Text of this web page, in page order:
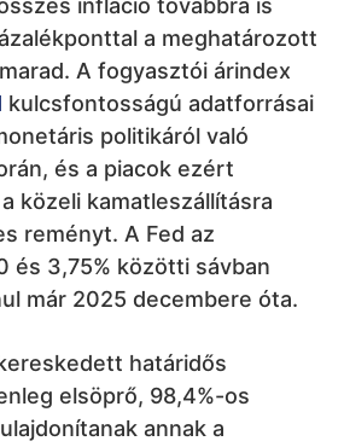
infláció továbbra is
a meghatározott
A fogyasztói árindex
kulcsfontosságú adatforrásai
politikáról való
és a piacok ezért
közeli kamatleszállításra
reményt. A Fed az
és 3,75% közötti sávban
már 2025 decembere óta.
határidős
elsöprő, 98,4%-os
annak a